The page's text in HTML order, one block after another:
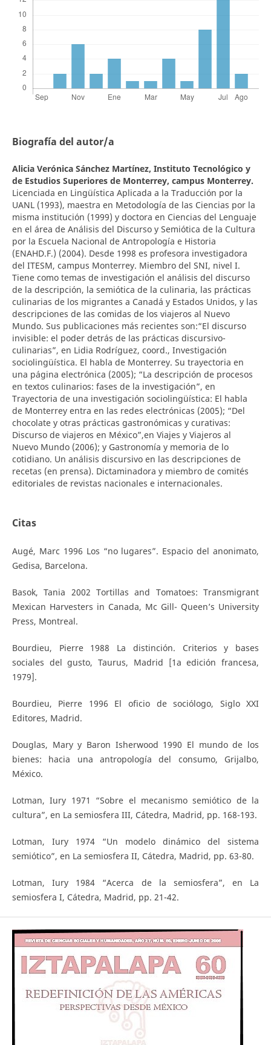
Biografía del autor/a
Alicia Verónica Sánchez Martínez, Instituto Tecnológico y
de Estudios Superiores de Monterrey, campus Monterrey.
Licenciada en Lingüística Aplicada a la Traducción por la
UANL (1993), maestra en Metodología de las Ciencias por la
misma institución (1999) y doctora en Ciencias del Lenguaje
en el área de Análisis del Discurso y Semiótica de la Cultura
por la Escuela Nacional de Antropología e Historia
(ENAHD.F.) (2004). Desde 1998 es profesora investigadora
del ITESM, campus Monterrey. Miembro del SNI, nivel I.
Tiene como temas de investigación el análisis del discurso
de la descripción, la semiótica de la culinaria, las prácticas
culinarias de los migrantes a Canadá y Estados Unidos, y las
descripciones de las comidas de los viajeros al Nuevo
Mundo. Sus publicaciones más recientes son:“El discurso
invisible: el poder detrás de las prácticas discursivo-
culinarias”, en Lidia Rodríguez, coord., Investigación
sociolingüística. El habla de Monterrey. Su trayectoria en
una página electrónica (2005); “La descripción de procesos
en textos culinarios: fases de la investigación”, en
Trayectoria de una investigación sociolingüística: El habla
de Monterrey entra en las redes electrónicas (2005); “Del
chocolate y otras prácticas gastronómicas y curativas:
Discurso de viajeros en México”,en Viajes y Viajeros al
Nuevo Mundo (2006); y Gastronomía y memoria de lo
cotidiano. Un análisis discursivo en las descripciones de
recetas (en prensa). Dictaminadora y miembro de comités
editoriales de revistas nacionales e internacionales.
Citas
Augé, Marc 1996 Los “no lugares”. Espacio del anonimato,
Gedisa, Barcelona.
Basok, Tania 2002 Tortillas and Tomatoes: Transmigrant
Mexican Harvesters in Canada, Mc Gill- Queen’s University
Press, Montreal.
Bourdieu, Pierre 1988 La distinción. Criterios y bases
sociales del gusto, Taurus, Madrid [1a edición francesa,
1979].
Bourdieu, Pierre 1996 El oficio de sociólogo, Siglo XXI
Editores, Madrid.
Douglas, Mary y Baron Isherwood 1990 El mundo de los
bienes: hacia una antropología del consumo, Grijalbo,
México.
Lotman, Iury 1971 “Sobre el mecanismo semiótico de la
cultura”, en La semiosfera III, Cátedra, Madrid, pp. 168-193.
Lotman, Iury 1974 “Un modelo dinámico del sistema
semiótico”, en La semiosfera II, Cátedra, Madrid, pp. 63-80.
Lotman, Iury 1984 “Acerca de la semiosfera”, en La
semiosfera I, Cátedra, Madrid, pp. 21-42.